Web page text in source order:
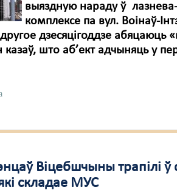
выяздную нараду ў
комплексе па вул. Воінаў-
дзесяцігоддзе абяцаюць
казаў, што аб’ект адчыняць у
Віцебшчыны трапілі ў
складае МУС